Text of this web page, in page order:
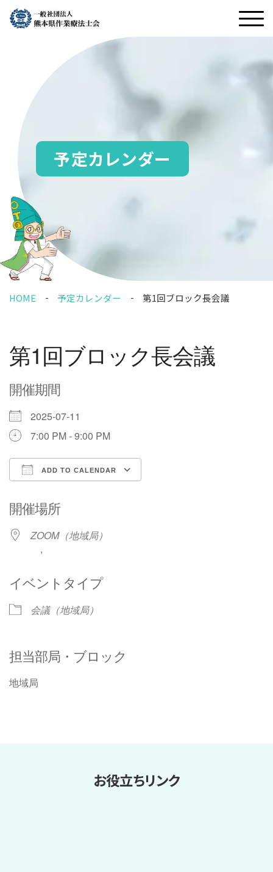
予定カレンダー
HOME 予定カレンダー 第1回ブロック長会議
第1回ブロック長会議
開催期間
2025-07-11
7:00 PM - 9:00 PM
ADD TO CALENDAR
開催場所
ZOOM（地域局）
,
イベントタイプ
会議（地域局）
担当部局・ブロック
地域局
お役立ちリンク